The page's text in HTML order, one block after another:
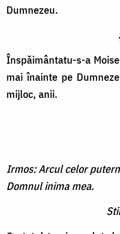
Dumnezeu.
Înspăimântatu-s-a
mai înainte pe
mijloc, anii.
Irmos: Arcul celor
Domnul inima mea.